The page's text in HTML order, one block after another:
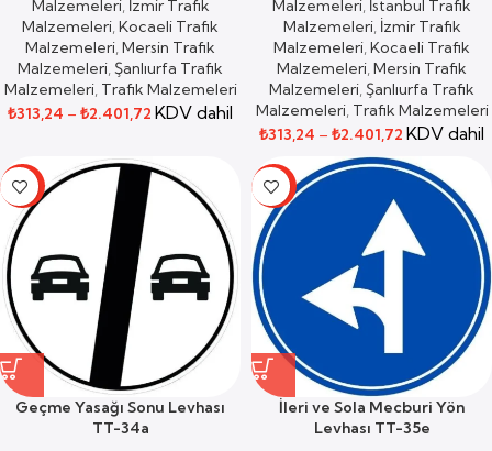
Malzemeleri, İzmir Trafik
Malzemeleri,Kocaeli Trafik
Malzemeleri,Mersin Trafik
Malzemeleri,Şanlıurfa Trafik
Malzemeleri, Trafik Malzemeleri
₺313,24 – ₺2.401,72 KDV dahil
Malzemeleri, İstanbul Trafik
Malzemeleri, İzmir Trafik
Malzemeleri,Kocaeli Trafik
Malzemeleri,Mersin Trafik
Malzemeleri,Şanlıurfa Trafik
Malzemeleri, Trafik Malzemeleri
₺313,24 – ₺2.401,72 KDV dahil
-59%
Geçme Yasağı Sonu Levhası
TT-34a
-59%
İleri ve Sola Mecburi Yön
Levhası TT-35e